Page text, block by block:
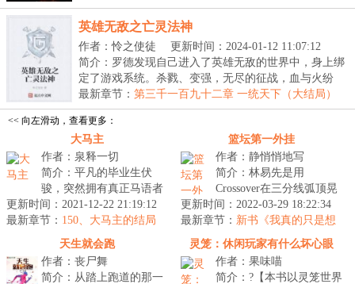
英雄无敌之亡灵法神
作者：怜之使徒
更新时间：2024-01-12 11:07:12
简介：罗德发现自己进入了英雄无敌的世界中，身上绑
定了游戏系统。杀戮、变强，无尽的征战，血与火纷
飞…...
最新章节： 第三千一百九十二章 一统天下（大结局）
<< 向左滑动，查看更多：
大马主
作者：泉释一切
简介：平凡的毕业生伏
骏，突然拥有真正马语者
的能力，能和马匹交流，
便利用他所学的运动马专
业的知识，从...
更新时间：2021-12-22 21:19:12
最新章节： 150、大马主的结局
篮坛第一外挂
作者：静悄悄地写
简介：林易先是用
Crossover在三分线弧顶晃
开了防守人的重心，紧接
着用山姆高德过掉了补防
的阿里扎，哇靠...
更新时间：2022-03-29 18:22:34
最新章节： 新书《我真的只是想
打铁》4月1日上架！求支援！
天生就会跑
作者：丧尸舞
简介：从踏上跑道的那一
灵笼：休闲玩家有什么坏心眼
作者：果味喵
简介：?【本书以灵笼世界